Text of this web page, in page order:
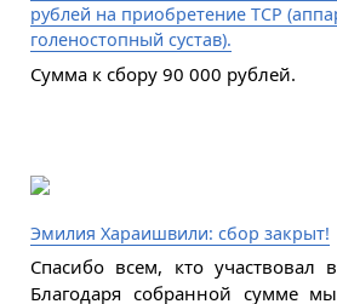
рублей на приобретение ТСР
голеностопный сустав).
Сумма к сбору 90 000 рублей.
Эмилия Хараишвили: сбор закрыт!
Спасибо всем, кто участвовал
Благодаря собранной сумме